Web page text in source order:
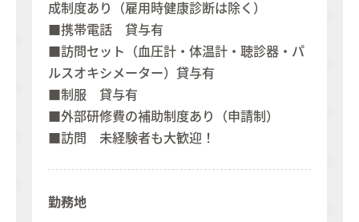
成制度あり（雇用時健康診断は除く）
■携帯電話 貸与有
■訪問セット（血圧計・体温計・聴診器・パ
ルスオキシメーター）貸与有​​​​​​
​​​​​​​■制服 貸与有
■外部研修費の補助制度あり（申請制）
■訪問 未経験者も大歓迎！
勤務地